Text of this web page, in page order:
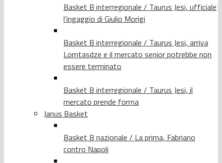
Basket B interregionale / Taurus Jesi, ufficiale
l’ingaggio di Giulio Morigi
Basket B interregionale / Taurus Jesi, arriva
Lomtasdze e il mercato senior potrebbe non
essere terminato
Basket B interregionale / Taurus Jesi, il
mercato prende forma
Janus Basket
Basket B nazionale / La prima, Fabriano
contro Napoli